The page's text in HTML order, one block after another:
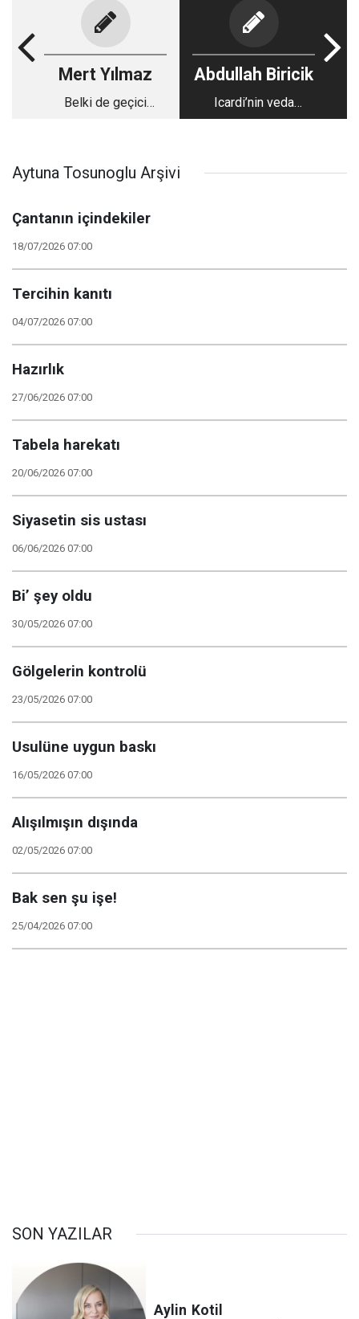
Mert Yılmaz
Belki de geçici
Abdullah Biricik
Icardi’nin veda
şampiyonluğu
Aytuna Tosunoglu Arşivi
Çantanın içindekiler
18/07/2026 07:00
Tercihin kanıtı
04/07/2026 07:00
Hazırlık
27/06/2026 07:00
Tabela harekatı
20/06/2026 07:00
Siyasetin sis ustası
06/06/2026 07:00
Bi’ şey oldu
30/05/2026 07:00
Gölgelerin kontrolü
23/05/2026 07:00
Usulüne uygun baskı
16/05/2026 07:00
Alışılmışın dışında
02/05/2026 07:00
Bak sen şu işe!
25/04/2026 07:00
SON YAZILAR
Aylin Kotil